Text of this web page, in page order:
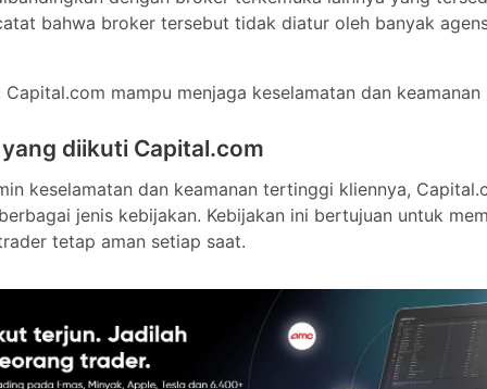
200+
30+
From 0.6 pips
yang diikuti Capital.com
keselamatan dan keamanan tertinggi kliennya, Capital.com
jenis kebijakan. Kebijakan ini bertujuan untuk
aman setiap saat.